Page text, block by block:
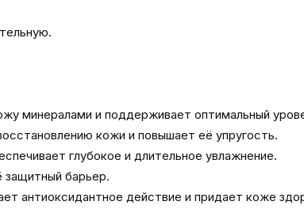
минералами и поддерживает оптимальный
кожи и повышает её упругость.
глубокое и длительное увлажнение.
защитный барьер.
антиоксидантное действие и придает коже